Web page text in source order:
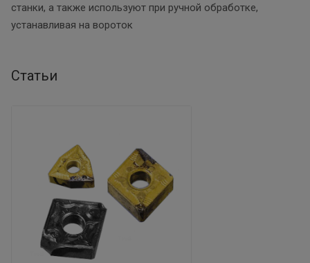
станки, а также используют при ручной обработке,
устанавливая на вороток
Статьи